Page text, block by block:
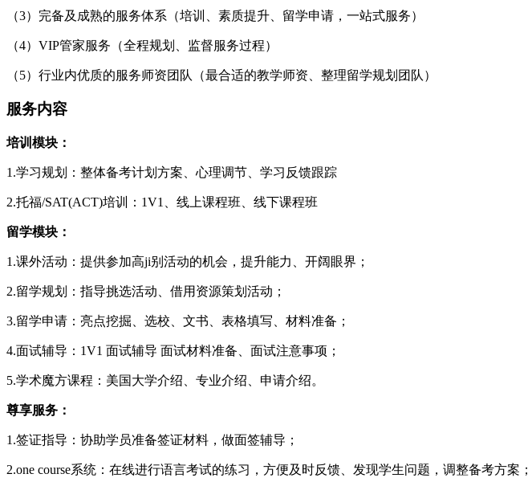
（3）完备及成熟的服务体系（培训、素质提升、留学申请，一站式服务）
（4）VIP管家服务（全程规划、监督服务过程）
（5）行业内优质的服务师资团队（最合适的教学师资、整理留学规划团队）
服务内容
培训模块：
1.学习规划：整体备考计划方案、心理调节、学习反馈跟踪
2.托福/SAT(ACT)培训：1V1、线上课程班、线下课程班
留学模块：
1.课外活动：提供参加高ji别活动的机会，提升能力、开阔眼界；
2.留学规划：指导挑选活动、借用资源策划活动；
3.留学申请：亮点挖掘、选校、文书、表格填写、材料准备；
4.面试辅导：1V1 面试辅导 面试材料准备、面试注意事项；
5.学术魔方课程：美国大学介绍、专业介绍、申请介绍。
尊享服务：
1.签证指导：协助学员准备签证材料，做面签辅导；
2.one course系统：在线进行语言考试的练习，方便及时反馈、发现学生问题，调整备考方案；